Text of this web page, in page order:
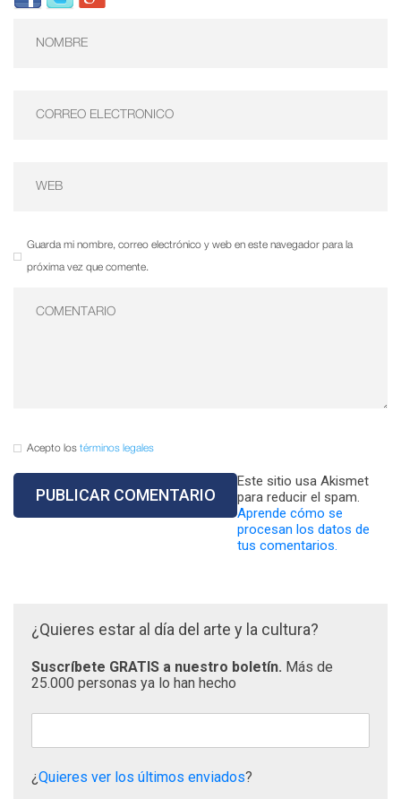
Guarda mi nombre, correo electrónico y web en este navegador para la
próxima vez que comente.
Acepto los términos legales
Este sitio usa Akismet
para reducir el spam.
Aprende cómo se
procesan los datos de
tus comentarios.
¿Quieres estar al día del arte y la cultura?
Suscríbete GRATIS a nuestro boletín. Más de
25.000 personas ya lo han hecho
¿Quieres ver los últimos enviados?